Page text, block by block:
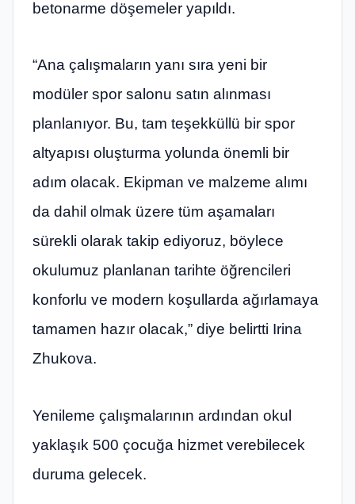
betonarme döşemeler yapıldı.
“Ana çalışmaların yanı sıra yeni bir
modüler spor salonu satın alınması
planlanıyor. Bu, tam teşekküllü bir spor
altyapısı oluşturma yolunda önemli bir
adım olacak. Ekipman ve malzeme alımı
da dahil olmak üzere tüm aşamaları
sürekli olarak takip ediyoruz, böylece
okulumuz planlanan tarihte öğrencileri
konforlu ve modern koşullarda ağırlamaya
tamamen hazır olacak,” diye belirtti Irina
Zhukova.
Yenileme çalışmalarının ardından okul
yaklaşık 500 çocuğa hizmet verebilecek
duruma gelecek.